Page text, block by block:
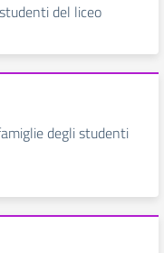
del liceo
degli studenti